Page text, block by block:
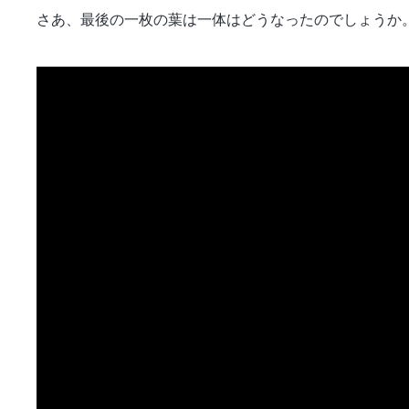
さあ、最後の一枚の葉は一体はどうなったのでしょうか